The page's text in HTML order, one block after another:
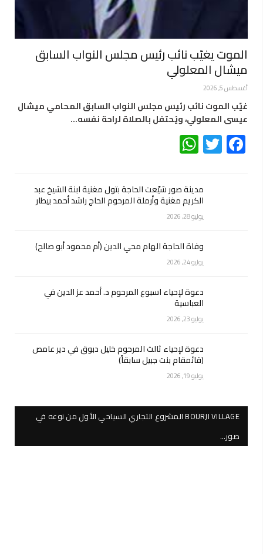
الموت يغيّب نائب رئيس مجلس النواب السابق
ميشال المعلولي
أغسطس 5, 2026
غيّب الموت نائب رئيس مجلس النواب السابق المحامي ميشال
عيسى المعلولي، ويُحتفل بالصلاة لراحة نفسه…
Facebook
Twitter
مدينة صور شيّعت الحاجة بتول مغنية ابنة الشيخ عبد
الكريم مغنية وأرملة المرحوم الحاج راشد أحمد بيطار
يوليو 28, 2026
وفاة الحاجة الهام محي الدين (أم محمود أبو صالح)
يوليو 24, 2026
دعوة لإحياء اسبوع المرحوم د. أحمد عز الدين في
العباسية
يوليو 23, 2026
دعوة لإحياء ثالث المرحوم خليل دبوق في دير عامص
(قائمقام بنت جبيل سابقاً)
يوليو 19, 2026
BOURJI VILLAGE المشروع التجاري السياحي الأول من نوعه في
صور…